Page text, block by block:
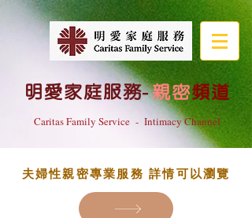
明愛家庭服務-親密頻道
Caritas Family Service - Intimacy Channel
夫婦性親密專業服務 詳情可以瀏覽